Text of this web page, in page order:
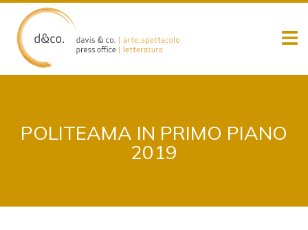
content
POLITEAMA IN PRIMO PIANO
2019